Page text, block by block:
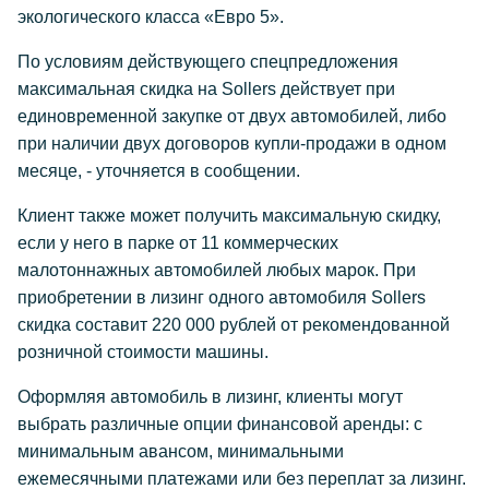
экологического класса «Евро 5».
По условиям действующего спецпредложения
максимальная скидка на Sollers действует при
единовременной закупке от двух автомобилей, либо
при наличии двух договоров купли-продажи в одном
месяце, - уточняется в сообщении.
Клиент также может получить максимальную скидку,
если у него в парке от 11 коммерческих
малотоннажных автомобилей любых марок. При
приобретении в лизинг одного автомобиля Sollers
скидка составит 220 000 рублей от рекомендованной
розничной стоимости машины.
Оформляя автомобиль в лизинг, клиенты могут
выбрать различные опции финансовой аренды: с
минимальным авансом, минимальными
ежемесячными платежами или без переплат за лизинг.